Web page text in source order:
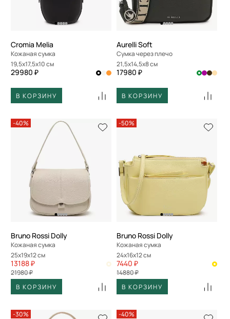
Cromia Melia
Кожаная сумка
19,5x17,5x10 см
29980 ₽
В КОРЗИНУ
Aurelli Soft
Сумка через плечо
21,5x14,5x8 см
17980 ₽
В КОРЗИНУ
-40%
Bruno Rossi Dolly
Кожаная сумка
25x19x12 см
13188 ₽
21980 ₽
В КОРЗИНУ
-50%
Bruno Rossi Dolly
Кожаная сумка
24x16x12 см
7440 ₽
14880 ₽
В КОРЗИНУ
-30% -40%